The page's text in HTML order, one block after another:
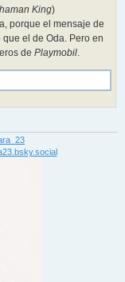
King)
porque el mensaje de
el de Oda. Pero en
de Playmobil.